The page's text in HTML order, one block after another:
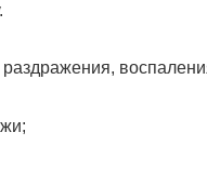
раздражения,